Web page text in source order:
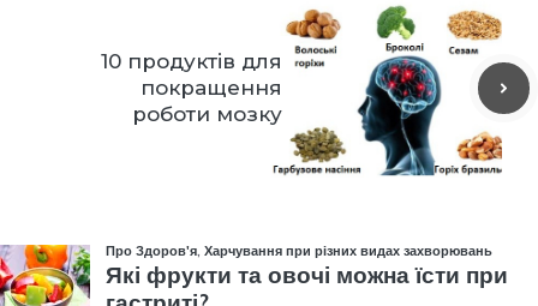
10 продуктів для
покращення
роботи мозку